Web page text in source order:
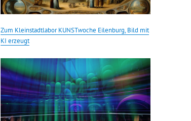
Zum Kleinstadtlabor KUNSTwoche Eilenburg, Bild mit
KI erzeugt